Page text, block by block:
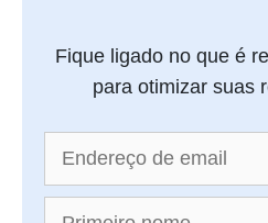
Fique ligado no que é
para otimizar suas